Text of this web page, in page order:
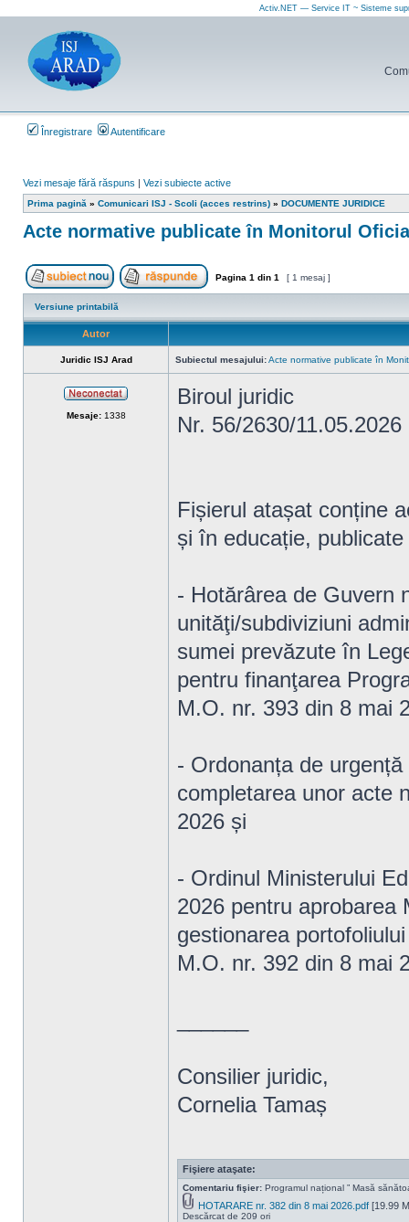
Activ.NET — Service IT ~ Sisteme
Înregistrare Autentificare
Vezi mesaje fără răspuns | Vezi subiecte active
Prima pagină » Comunicari ISJ - Scoli (acces restrins) » DOCUMENTE JURIDICE
Acte normative publicate în Monitorul
Scrie un subiect nou Răspunde la subiect
Pagina 1 din 1 [ 1 mesaj ]
Versiune printabilă
Autor
Juridic ISJ Arad Subiectul mesajului:Acte normative publicate în
Mesaje:1338
Biroul juridic
Nr. 56/2630/11.05.2026
Fișierul atașat conține
și în educație,
- Hotărârea de Guvern
unităţi/subdiviziuni
sumei prevăzute în
pentru finanţarea
M.O. nr. 393 din 8 mai
- Ordonanța de
completarea unor acte
2026 și
- Ordinul Ministerului
2026 pentru aprobarea
gestionarea
M.O. nr. 392 din 8 mai
Consilier juridic,
Cornelia Tamaș
Fişiere ataşate:
Comentariu fişier: Programul național ” Masă
HOTARARE nr. 382 din 8 mai 2026.pdf [19.99
Descărcat de 209 ori